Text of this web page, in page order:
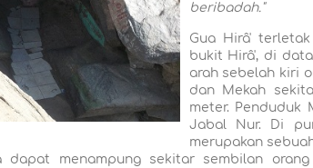
beribadah."
Gua Hirâ'
bukit Hirâ', di
arah sebelah kiri
dan Mekah
meter. Penduduk
Jabal Nur. Di
merupakan
dapat menampung sekitar sembilan